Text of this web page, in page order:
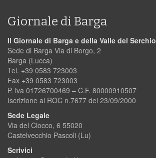
Giornale di Barga
Il Giornale di Barga e della Valle del Serchio
Sede di Barga Via di Borgo, 2
Barga (Lucca)
Tel. +39 0583 723003
Fax +39 0583 723003
P. iva 01726700469 – C.F. 80000910507
Iscrizione al ROC n.7677 del 23/09/2000
Sede Legale
Via del Ciocco, 6 55020
Castelvecchio Pascoli (Lu)
Scrivici